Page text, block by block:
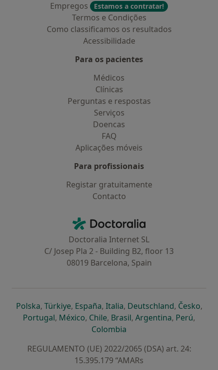
Empregos
Estamos a contratar!
Termos e Condições
Como classificamos os resultados
Acessibilidade
Para os pacientes
Médicos
Clínicas
Perguntas e respostas
Serviços
Doencas
FAQ
Aplicações móveis
Para profissionais
Registar gratuitamente
Contacto
Doctoralia - Homepage
Doctoralia Internet SL
C/ Josep Pla 2 - Building B2, floor 13
08019 Barcelona, Spain
Polskaabre num novo separador
, Türkiyeabre num novo separador
, Españaabre num novo separador
, Italiaabre num novo
, Deutschlandabre num
, Česko,
Portugalabre num novo separador
, Méxicoabre num novo separador
, Chileabre num novo separador
, Brasilabre num novo
, Argentinaabre num
, Perúabre
,
Colombia
REGULAMENTO (UE) 2022/2065 (DSA) art. 24:
15.395.179 “AMARs